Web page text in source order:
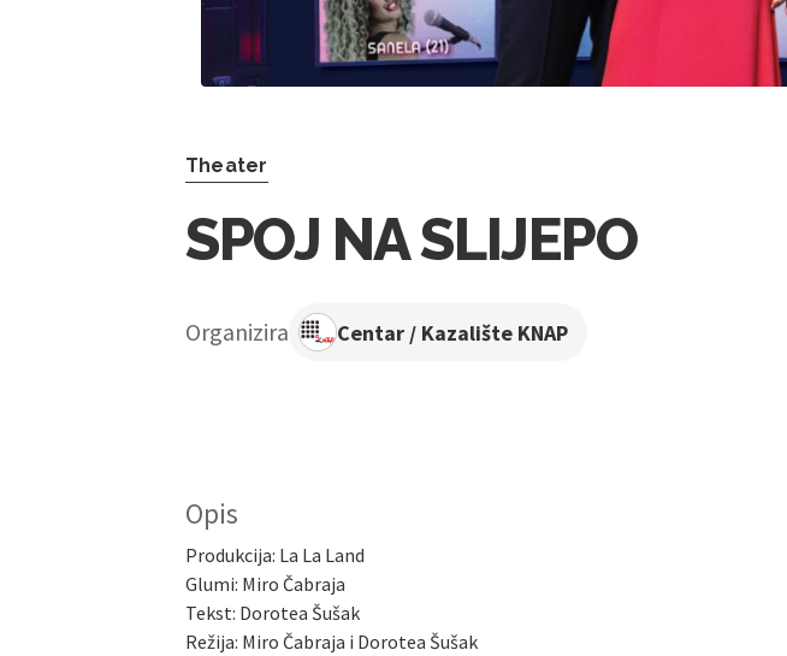
Theater
SPOJ NA SLIJEPO
Organizira Centar / Kazalište KNAP
Opis
Produkcija: La La Land
Glumi: Miro Čabraja
Tekst: Dorotea Šušak
Režija: Miro Čabraja i Dorotea Šušak